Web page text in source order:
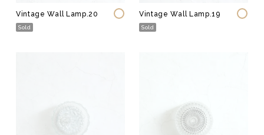
Vintage Wall Lamp.20
Sold
Vintage Wall Lamp.19
Sold